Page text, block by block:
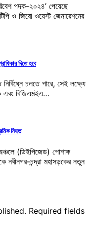
পদক-২০২৪’ পেয়েছে
ও জিরো ওয়েস্ট জেনারেশনের
দিতে হবে
চলতে পারে, সেই লক্ষ্যে
এবং বিজিএমইএ…
নিহত
অঞ্চলে (ডিইপিজেড) পোশাক
নবীনগর-চন্দ্রা মহাসড়কের নতুন
Required fields